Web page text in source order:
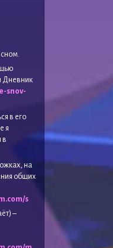
Дневник
snov-
в его
я
в
на
общих
s
–